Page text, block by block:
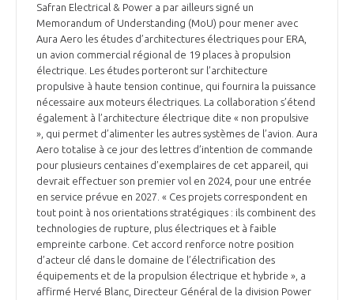
Safran Electrical & Power a par ailleurs signé un
Memorandum of Understanding (MoU) pour mener avec
Aura Aero les études d’architectures électriques pour ERA,
un avion commercial régional de 19 places à propulsion
électrique. Les études porteront sur l’architecture
propulsive à haute tension continue, qui fournira la puissance
nécessaire aux moteurs électriques. La collaboration s’étend
également à l’architecture électrique dite « non propulsive
», qui permet d’alimenter les autres systèmes de l’avion. Aura
Aero totalise à ce jour des lettres d’intention de commande
pour plusieurs centaines d’exemplaires de cet appareil, qui
devrait effectuer son premier vol en 2024, pour une entrée
en service prévue en 2027. « Ces projets correspondent en
tout point à nos orientations stratégiques : ils combinent des
technologies de rupture, plus électriques et à faible
empreinte carbone. Cet accord renforce notre position
d’acteur clé dans le domaine de l’électrification des
équipements et de la propulsion électrique et hybride », a
affirmé Hervé Blanc, Directeur Général de la division Power